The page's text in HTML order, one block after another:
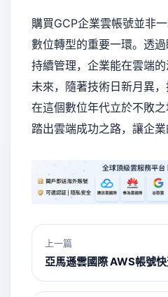
購買GCP企業雲帳號並非
數位轉型的重要一環。透
持續管理，企業能在雲端的
未來，隨著技術日新月異
在這個數位年代立於不敗
踏出雲端成功之路，讓企業
上一篇
亞馬遜雲國際 AWS帳號